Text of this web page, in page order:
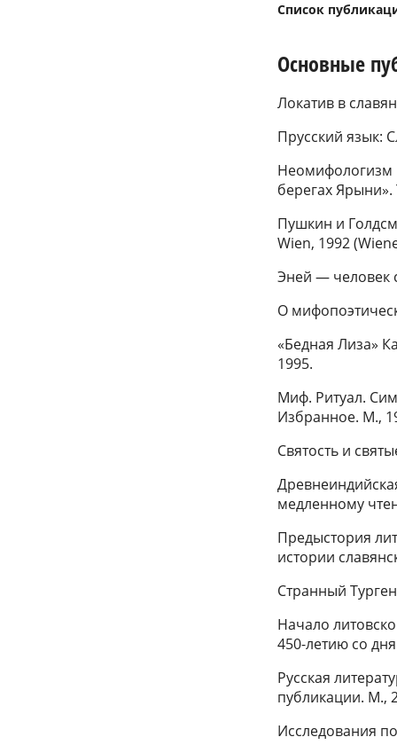
Список
Основные
Локатив в
Прусский язык:
Неомифологизм
берегах
Пушкин и
Wien, 1992
Эней — человек
О
«Бедная Лиза»
1995.
Миф. Ритуал.
Избранное. М.,
Святость и
медленному
Предыстория
истории
Странный
Начало
450-летию со
Русская
публикации. М.,
Исследования